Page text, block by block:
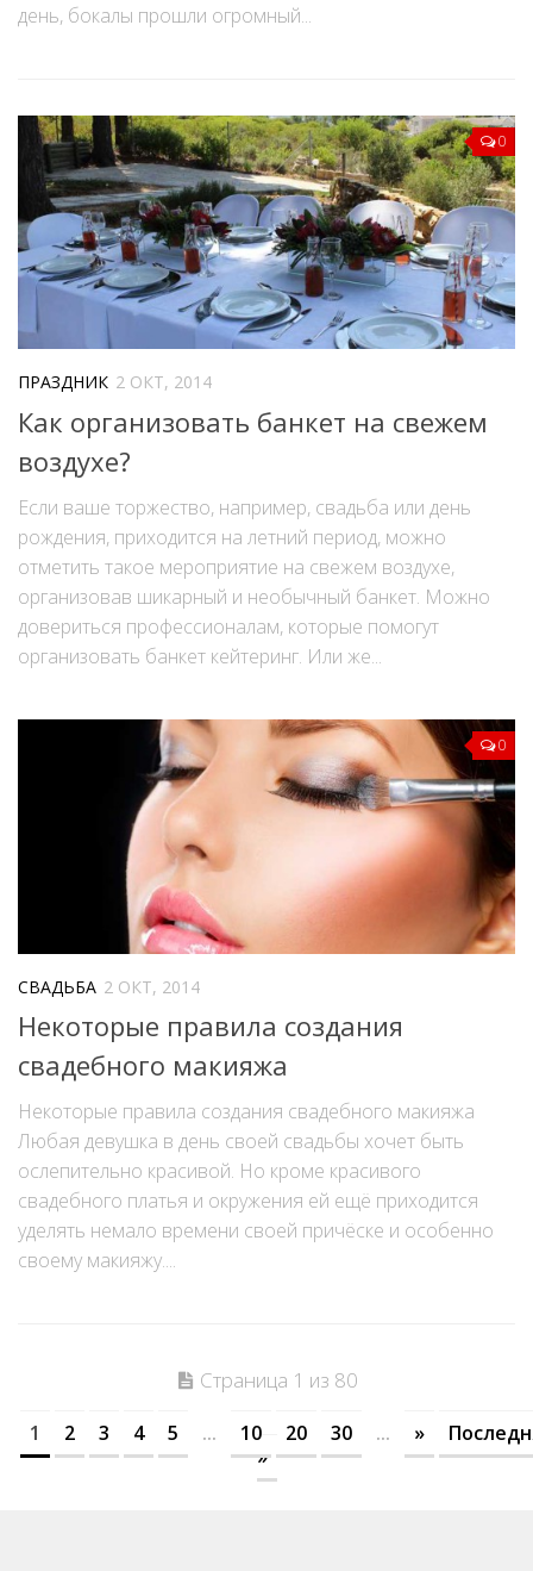
день, бокалы прошли огромный...
0
ПРАЗДНИК 2 ОКТ, 2014
Как организовать банкет на свежем
воздухе?
Если ваше торжество, например, свадьба или день
рождения, приходится на летний период, можно
отметить такое мероприятие на свежем воздухе,
организовав шикарный и необычный банкет. Можно
довериться профессионалам, которые помогут
организовать банкет кейтеринг. Или же...
0
СВАДЬБА 2 ОКТ, 2014
Некоторые правила создания
свадебного макияжа
Некоторые правила создания свадебного макияжа
Любая девушка в день своей свадьбы хочет быть
ослепительно красивой. Но кроме красивого
свадебного платья и окружения ей ещё приходится
уделять немало времени своей причёске и особенно
своему макияжу....
Страница 1 из 80
1 2 3 4 5 ... 10 20 30 ... »
»